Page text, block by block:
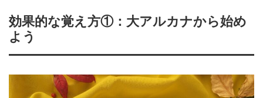
効果的な覚え方①：大アルカナから始め
よう